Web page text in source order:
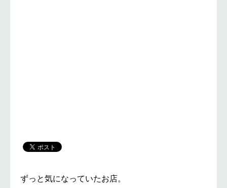
ずっと気になっていたお店。